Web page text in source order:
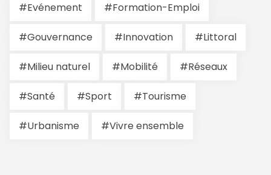
#Evénement #Formation-Emploi
#Gouvernance #Innovation #Littoral
#Milieu naturel #Mobilité #Réseaux
#Santé #Sport #Tourisme
#Urbanisme #Vivre ensemble